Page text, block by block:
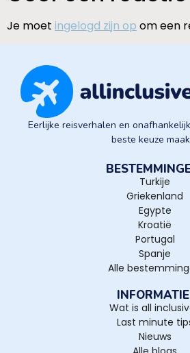
Je moet ingelogd zijn op om een
Eerlijke reisverhalen en
beste keuze
Turkije
Griekenland
Egypte
Kroatië
Portugal
Spanje
Alle
INFORMATIE
Wat is all
Last minute
Nieuws